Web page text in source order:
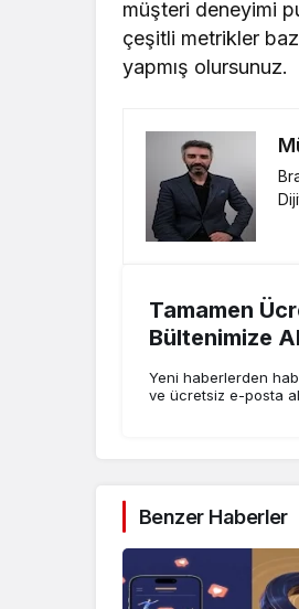
müşteri deneyimi
çeşitli metrikler
yapmış olursunuz.
Tamamen
Bültenimize
Yeni haberlerden
ve ücretsiz e-posta
Benzer Haberler